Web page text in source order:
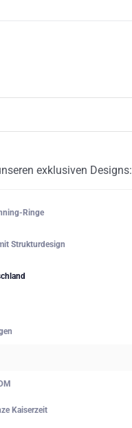
exklusiven Designs:
Ringe
Strukturdesign
Kaiserzeit